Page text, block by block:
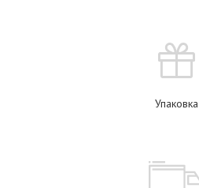
Упаковка